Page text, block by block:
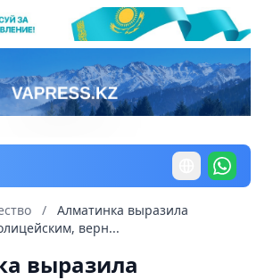
/
Алматинка выразила
верн...
выразила